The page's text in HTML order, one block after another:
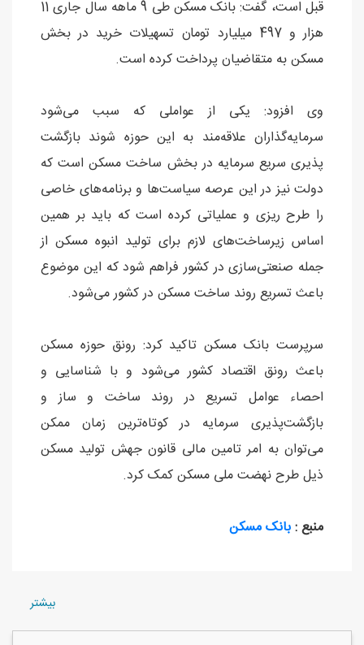
قبل است، گفت: بانک مسکن طی 9 ماهه سال جاری 11
هزار و 497 میلیارد تومان تسهیلات خرید در بخش‌
مسکن به متقاضیان پرداخت کرده است.
وی افزود: یکی از عواملی که سبب می‌شود
سرمایه‌گذاران علاقه‌مند به این حوزه شوند بازگشت
پذیری سریع سرمایه در بخش ساخت مسکن است که
دولت نیز در این عرصه سیاست‌ها و برنامه‌های خاصی
را طرح ریزی و عملیاتی کرده است که باید بر همین
اساس زیرساخت‌های لازم برای تولید انبوه مسکن از
جمله صنعتی‌سازی در کشور فراهم شود که این موضوع
باعث تسریع روند ساخت مسکن در کشور می‌شود.
سرپرست بانک مسکن تاکید کرد: رونق حوزه مسکن
باعث رونق اقتصاد کشور می‌شود و با شناسایی و
احصاء عوامل تسریع در روند ساخت و ساز و
بازگشت‌پذیری سرمایه در کوتاه‌ترین زمان ممکن
می‌توان به امر تامین مالی قانون جهش تولید مسکن
ذیل طرح نهضت ملی مسکن کمک کرد.
منبع :بانک مسکن
بيشتر